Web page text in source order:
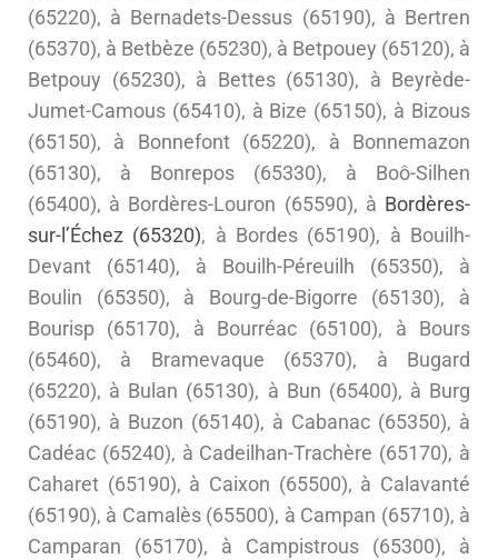
(65220), à Bernadets-Dessus (65190), à Bertren
(65370), à Betbèze (65230), à Betpouey (65120), à
Betpouy (65230), à Bettes (65130), à Beyrède-
Jumet-Camous (65410), à Bize (65150), à Bizous
(65150), à Bonnefont (65220), à Bonnemazon
(65130), à Bonrepos (65330), à Boô-Silhen
(65400), à Bordères-Louron (65590), à Bordères-
sur-l’Échez (65320), à Bordes (65190), à Bouilh-
Devant (65140), à Bouilh-Péreuilh (65350), à
Boulin (65350), à Bourg-de-Bigorre (65130), à
Bourisp (65170), à Bourréac (65100), à Bours
(65460), à Bramevaque (65370), à Bugard
(65220), à Bulan (65130), à Bun (65400), à Burg
(65190), à Buzon (65140), à Cabanac (65350), à
Cadéac (65240), à Cadeilhan-Trachère (65170), à
Caharet (65190), à Caixon (65500), à Calavanté
(65190), à Camalès (65500), à Campan (65710), à
Camparan (65170), à Campistrous (65300), à